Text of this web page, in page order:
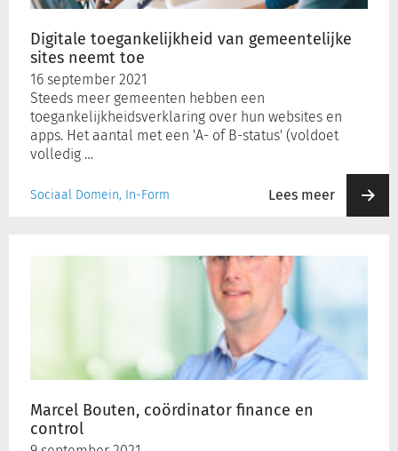
Digitale toegankelijkheid van gemeentelijke
sites neemt toe
16 september 2021
Steeds meer gemeenten hebben een
toegankelijkheidsverklaring over hun websites en
apps. Het aantal met een 'A- of B-status' (voldoet
volledig …
Sociaal Domein, In-Form Lees meer
Marcel Bouten, coördinator finance en
control